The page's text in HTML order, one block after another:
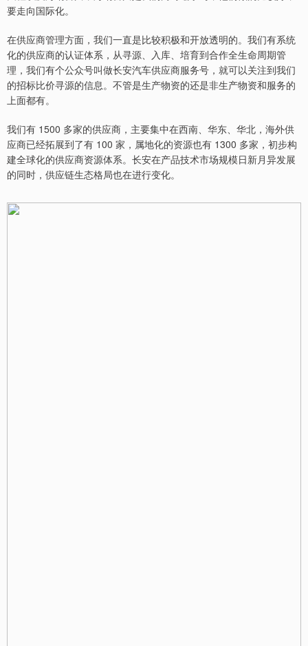
要走向国际化。
在供应商管理方面，我们一直是比较积极和开放透明的。我们有系统
化的供应商的认证体系，从寻源、入库、培育到合作全生命周期管
理，我们有个公众号叫做长安汽车供应商服务号，就可以关注到我们
的招标比价寻源的信息。不管是生产物资的还是非生产物资和服务的
上面都有。
我们有 1500 多家的供应商，主要集中在西南、华东、华北，海外供
应商已经拓展到了有 100 家，属地化的资源也有 1300 多家，初步构
建全球化的供应商资源体系。长安在产品技术市场规模日新月异发展
的同时，供应链生态格局也在进行变化。